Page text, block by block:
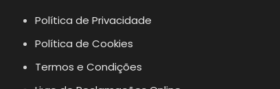
Política de Privacidade
Política de Cookies
Termos e Condições